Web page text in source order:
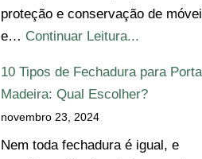
proteção e conservação de
e… Continuar Leitura...
10 Tipos de Fechadura para
Madeira: Qual Escolher?
novembro 23, 2024
Nem toda fechadura é igual, e